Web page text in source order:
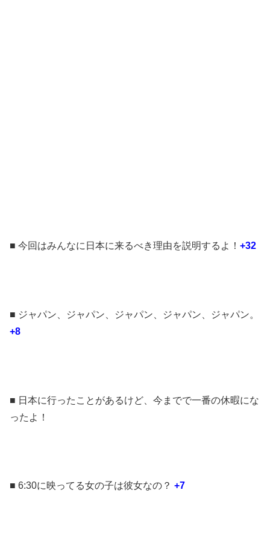
■ 今回はみんなに日本に来るべき理由を説明するよ！ +32
■ ジャパン、ジャパン、ジャパン、ジャパン、ジャパン。
+8
■ 日本に行ったことがあるけど、今までで一番の休暇にな
ったよ！
■ 6:30に映ってる女の子は彼女なの？ +7